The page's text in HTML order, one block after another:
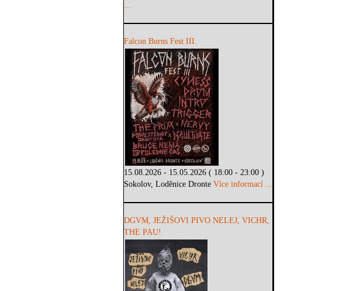
...
Falcon Burns Fest III.
15.08.2026 - 15.05.2026 ( 18:00 - 23:00 )
Sokolov, Loděnice DronteVíce informací ...
DGVM, JEŽIŠOVI PIVO NELEJ, VICHR,
THE PAU!